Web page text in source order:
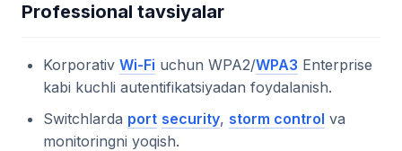
Professional tavsiyalar
Korporativ Wi-Fi uchun WPA2/WPA3 Enterprise
kabi kuchli autentifikatsiyadan foydalanish.
Switchlarda port security, storm control va
monitoringni yoqish.